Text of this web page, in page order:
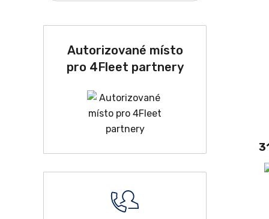
Autorizované místo
pro 4Fleet partnery